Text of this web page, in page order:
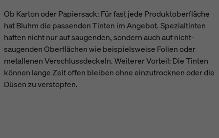
Ob Karton oder Papiersack: Für fast jede Produktoberfläche
hat Bluhm die passenden Tinten im Angebot. Spezialtinten
haften nicht nur auf saugenden, sondern auch auf nicht-
saugenden Oberflächen wie beispielsweise Folien oder
metallenen Verschlussdeckeln. Weiterer Vorteil: Die Tinten
können lange Zeit offen bleiben ohne einzutrocknen oder die
Düsen zu verstopfen.